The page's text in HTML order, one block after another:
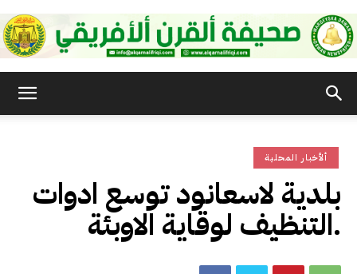
الأفريقي
ألأخبار المحلية
بلدية لاسعانود توسع ادوات
التنظيف لوقاية الاوبئة.